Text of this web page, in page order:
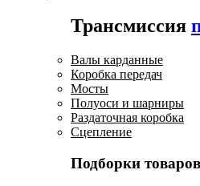
Трансмиссия
Валы карданные
Коробка передач
Мосты
Полуоси и шарниры
Раздаточная коробка
Сцепление
Подборки